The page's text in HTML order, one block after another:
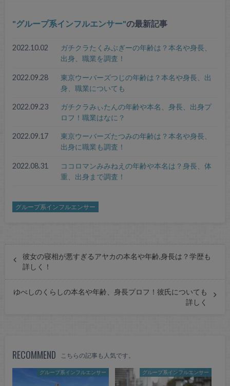
グループ系インフルエンサー の最新記事
2022.10.02
ガチクラたくみぶぎーの年齢は？本名や身長、
出身、職業を調査！
2022.09.28
東京ウーバーズつじの年齢は？本名や身長、出
身、職業についても
2022.09.23
ガチクラみぃたんの年齢や本名、身長、出身プ
ロフ！職業はなに？
2022.09.17
東京ウーバーズたつみの年齢は？本名や身長、
出身に職業も調査！
2022.08.31
ココロマンみみねえの年齢や本名は？身長、体
重、出身まで調査！
グループ系インフルエンサー
彼女の寝相が悪すぎるアヤカの本名や年齢,身長は？学歴も
詳しく！
ゆべしのくらしの本名や年齢、身長プロフ！彼氏についても
詳しく
RECOMMEND こちらの記事も人気です。
グループ系インフルエンサー グループ系インフルエンサー